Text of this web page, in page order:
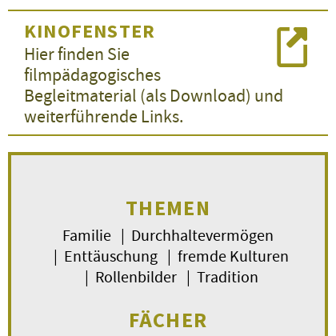
KINOFENSTER
Hier finden Sie
filmpädagogisches
Begleitmaterial (als Download) und
weiterführende Links.
THEMEN
Familie | Durchhaltevermögen
| Enttäuschung | fremde Kulturen
| Rollenbilder | Tradition
FÄCHER